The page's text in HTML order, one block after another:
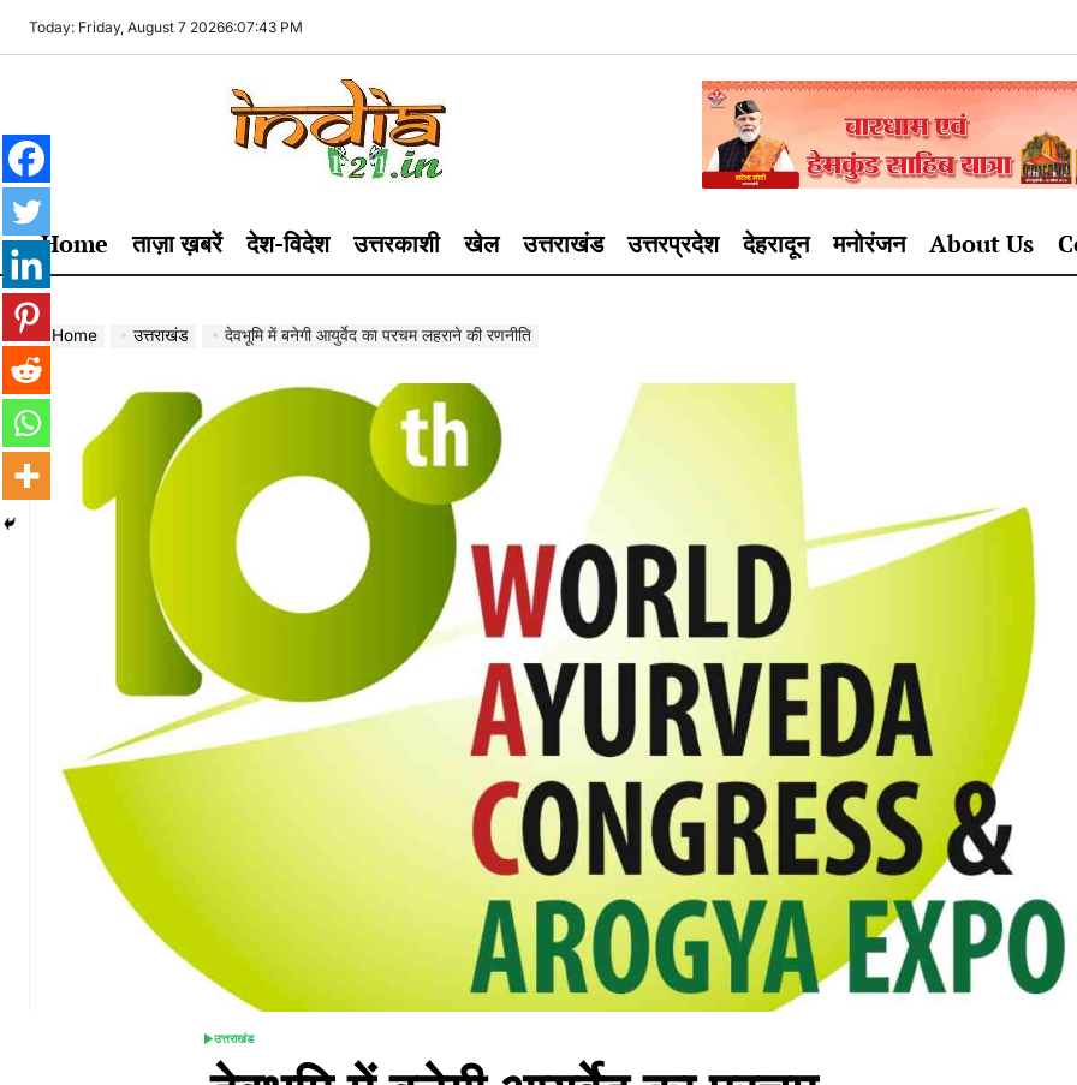
Today: Friday, August 7 20266:07:44 PM
India121
Home ताज़ा ख़बरें देश-विदेश उत्तरकाशी खेल उत्तराखंड उत्तरप्रदेश देहरादून मनोरंजन About Us
Home उत्तराखंड देवभूमि में बनेगी आयुर्वेद का परचम लहराने की रणनीति
POSTED
IN
उत्तराखंड